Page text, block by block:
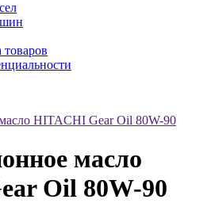
товаров
HITACHI Gear Oil 80W-90
масло
Oil 80W-90